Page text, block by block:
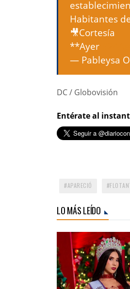
Habitantes
🎥Cortesía
**Ayer
— Pableysa
DC / Globovisión
Entérate al
APARECIÓ
LO MÁS LEÍDO